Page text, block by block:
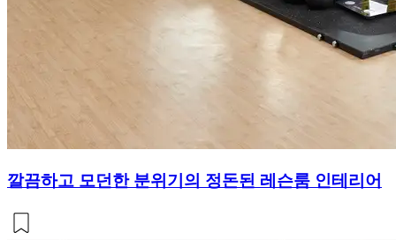
깔끔하고 모던한 분위기의 정돈된 레슨룸 인테리어